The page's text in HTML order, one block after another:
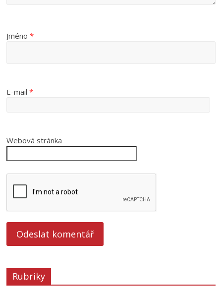
Jméno*
E-mail*
Webová stránka
Rubriky